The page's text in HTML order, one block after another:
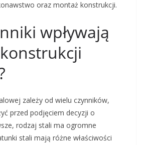
oraz montaż konstrukcji.
wpływają
zależy od wielu czynników,
przed podjęciem decyzji o
rodzaj stali ma ogromne
stali mają różne właściwości